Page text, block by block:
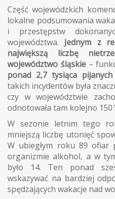
Część wojewódzkich
lokalne podsumowania
i przestępstw
województwa. Jednym z
największą liczbę
województwo śląskie–
ponad 2,7 tysiąca pijanych
takich incydentów była
czy w województwie
odnotowała tam kolejno
W sezonie letnim tego
mniejszą liczbę utonięć
W ubiegłym roku 89 ofiar
organizmie alkohol, a w
było 14. Ten ponad
wskazywać na bardziej
spędzających wakacje nad